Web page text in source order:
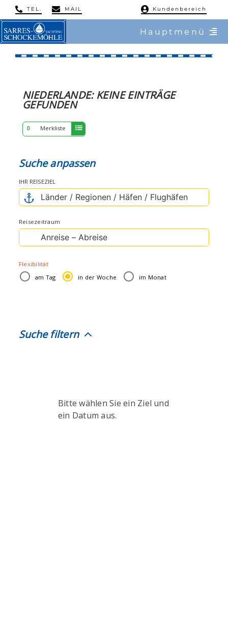
Skip
to
content
TEL. MAIL Kundenbereich
Hauptmenü
/ Charter
/ Service & Training
Suche
nach:
NIEDERLANDE: KEINEEINTRÄGE
GEFUNDEN
0 Merkliste
Suche anpassen
IHR REISEZIEL
Reisezeitraum
Flexibilität
am Tag
in der Woche im Monat
Suche filtern
Bitte wählen Sie ein Ziel und
ein Datum aus.